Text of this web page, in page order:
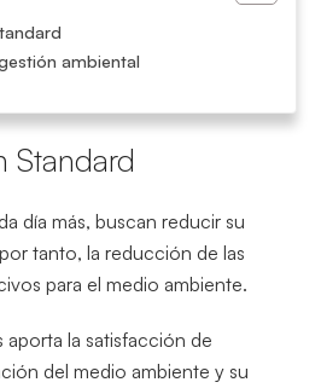
ambiental
Standard
día más, buscan reducir su
tanto, la reducción de las
para el medio ambiente.
la satisfacción de
del medio ambiente y su